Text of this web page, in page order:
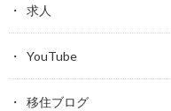
求人
YouTube
移住ブログ